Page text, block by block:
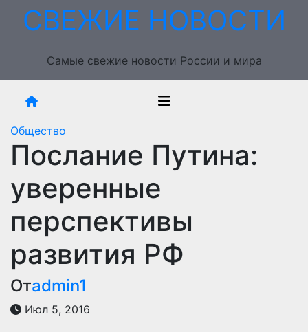
ПерейтиСВЕЖИЕ НОВОСТИ
Самые свежие новости России и мира
Общество
Послание Путина:
уверенные
перспективы
развития РФ
Отadmin1
Июл 5, 2016